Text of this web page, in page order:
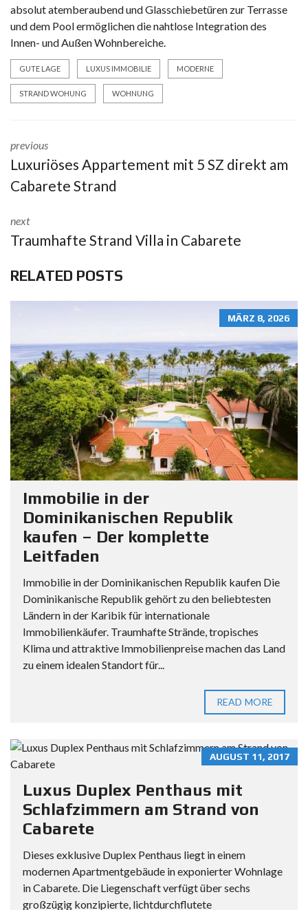
absolut atemberaubend und Glasschiebetüren zur Terrasse
und dem Pool ermöglichen die nahtlose Integration des
Innen- und Außen Wohnbereiche.
GUTE LAGE LUXUS IMMOBILIE MODERNE
STRAND WOHUNG WOHNUNG
previous
Luxuriöses Appartement mit 5 SZ direkt am
Cabarete Strand
next
Traumhafte Strand Villa in Cabarete
RELATED POSTS
MÄRZ 8, 2026
Immobilie in der
Dominikanischen Republik
kaufen – Der komplette
Leitfaden
Immobilie in der Dominikanischen Republik kaufen Die
Dominikanische Republik gehört zu den beliebtesten
Ländern in der Karibik für internationale
Immobilienkäufer. Traumhafte Strände, tropisches
Klima und attraktive Immobilienpreise machen das Land
zu einem idealen Standort für...
READ MORE
AUGUST 11, 2017
Luxus Duplex Penthaus mit
Schlafzimmern am Strand von
Cabarete
Dieses exklusive Duplex Penthaus liegt in einem
modernen Apartmentgebäude in exponierter Wohnlage
in Cabarete. Die Liegenschaft verfügt über sechs
großzügig konzipierte, lichtdurchflutete